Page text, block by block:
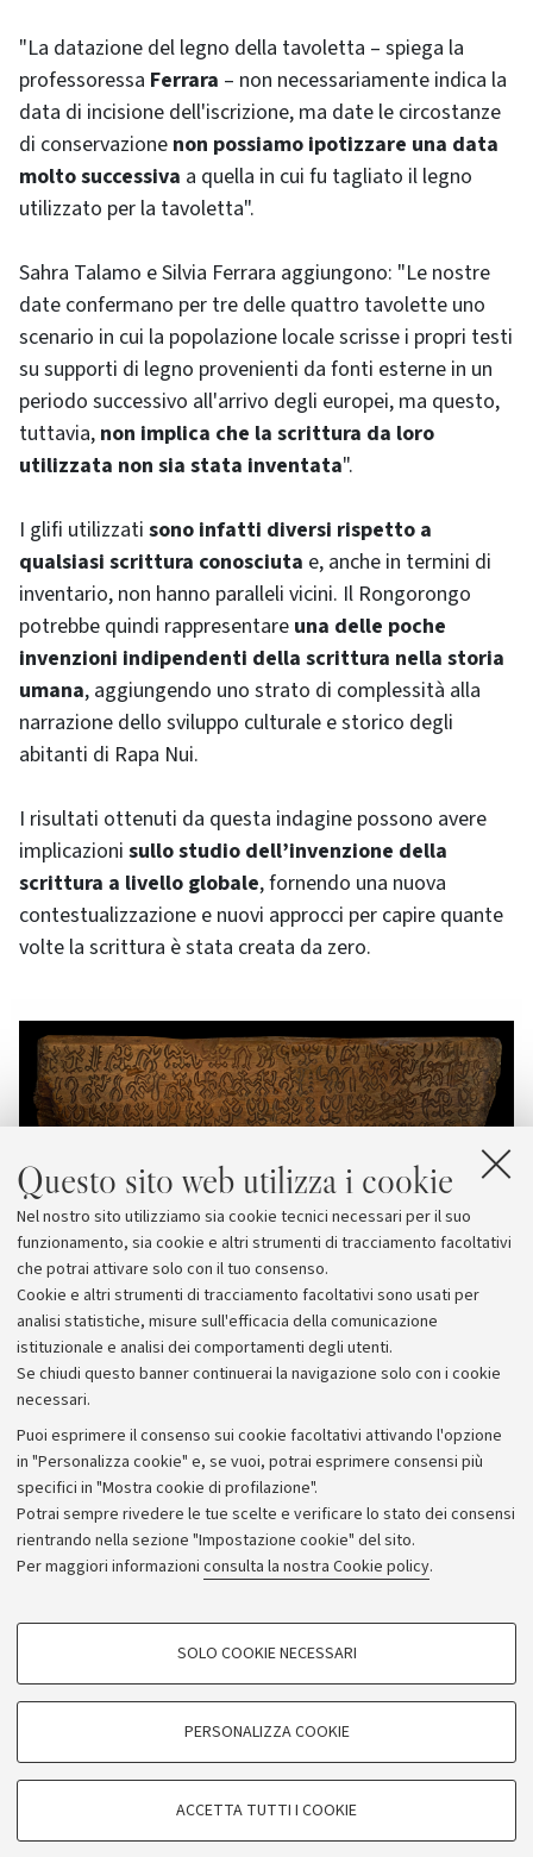
Questo sito web utilizza i cookie
Nel nostro sito utilizziamo sia cookie tecnici necessari per il suo
funzionamento, sia cookie e altri strumenti di tracciamento facoltativi
che potrai attivare solo con il tuo consenso.
Cookie e altri strumenti di tracciamento facoltativi sono usati per
analisi statistiche, misure sull'efficacia della comunicazione
istituzionale e analisi dei comportamenti degli utenti.
Se chiudi questo banner continuerai la navigazione solo con i cookie
necessari.
Puoi esprimere il consenso sui cookie facoltativi attivando l'opzione
in "Personalizza cookie" e, se vuoi, potrai esprimere consensi più
specifici in "Mostra cookie di profilazione".
Potrai sempre rivedere le tue scelte e verificare lo stato dei consensi
rientrando nella sezione "Impostazione cookie" del sito.
Per maggiori informazioni consulta la nostra Cookie policy.
COOKIE DI PROFILAZIONE - FACOLTATIVI
COOKIE TECNICI - NECESSARI
Si tratta di cookie tecnici utilizzati, a titolo esemplificativo, per il corretto
SOLO COOKIE NECESSARI
PERSONALIZZA COOKIE
ACCETTA TUTTI I COOKIE
"La datazione del legno della tavoletta – spiega la
professoressa Ferrara – non necessariamente indica la
data di incisione dell'iscrizione, ma date le circostanze
di conservazione non possiamo ipotizzare una data
molto successiva a quella in cui fu tagliato il legno
utilizzato per la tavoletta".
Sahra Talamo e Silvia Ferrara aggiungono: "Le nostre
date confermano per tre delle quattro tavolette uno
scenario in cui la popolazione locale scrisse i propri testi
su supporti di legno provenienti da fonti esterne in un
periodo successivo all'arrivo degli europei, ma questo,
tuttavia, non implica che la scrittura da loro
utilizzata non sia stata inventata".
I glifi utilizzati sono infatti diversi rispetto a
qualsiasi scrittura conosciuta e, anche in termini di
inventario, non hanno paralleli vicini. Il Rongorongo
potrebbe quindi rappresentare una delle poche
invenzioni indipendenti della scrittura nella storia
umana, aggiungendo uno strato di complessità alla
narrazione dello sviluppo culturale e storico degli
abitanti di Rapa Nui.
I risultati ottenuti da questa indagine possono avere
implicazioni sullo studio dell’invenzione della
scrittura a livello globale, fornendo una nuova
contestualizzazione e nuovi approcci per capire quante
volte la scrittura è stata creata da zero.
Archivio
Comunicati stampa
Redazione
Rassegna stampa
© Copyright 2026 - ALMA MATER STUDIORUM - Università di
Bologna - Via Zamboni, 33 - 40126 Bologna - PI: 01131710376 -
CF: 80007010376
Privacy
Note legali Impostazioni Cookie